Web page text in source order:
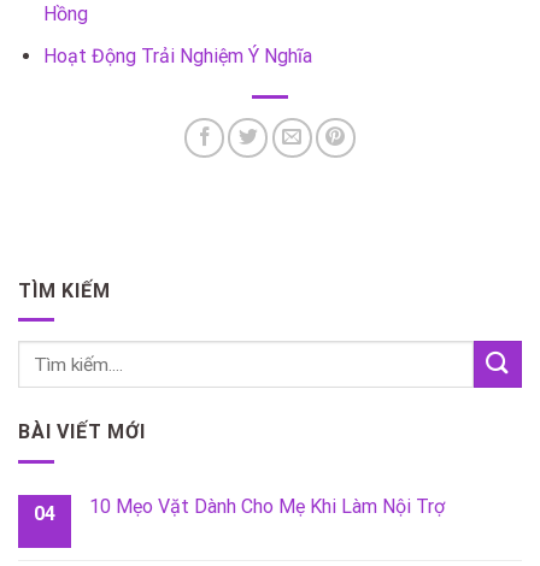
Hồng
Hoạt Động Trải Nghiệm Ý Nghĩa
TÌM KIẾM
BÀI VIẾT MỚI
04 10 Mẹo Vặt Dành Cho Mẹ Khi Làm Nội Trợ